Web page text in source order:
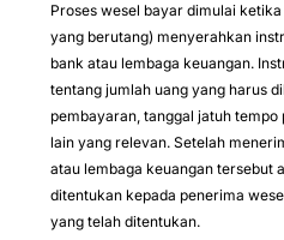
Proses wesel bayar dimulai
yang berutang) menyerahkan
bank atau lembaga keuangan.
tentang jumlah uang yang harus
pembayaran, tanggal jatuh
lain yang relevan. Setelah
atau lembaga keuangan tersebut
ditentukan kepada penerima
yang telah ditentukan.